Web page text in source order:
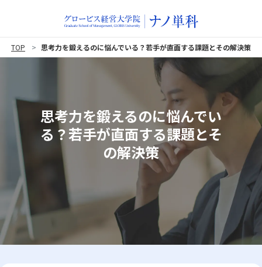
TOP 思考力を鍛えるのに悩んでいる？若手が直面する課題とその解決策
思考力を鍛えるのに悩んでい
る？若手が直面する課題とそ
の解決策